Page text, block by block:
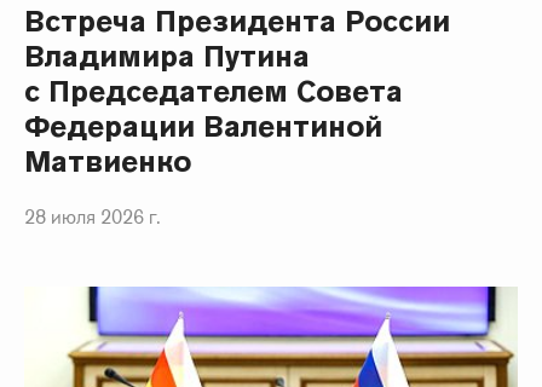
Встреча Президента России
Владимира Путина
с Председателем Совета
Федерации Валентиной
Матвиенко
28 июля 2026 г.